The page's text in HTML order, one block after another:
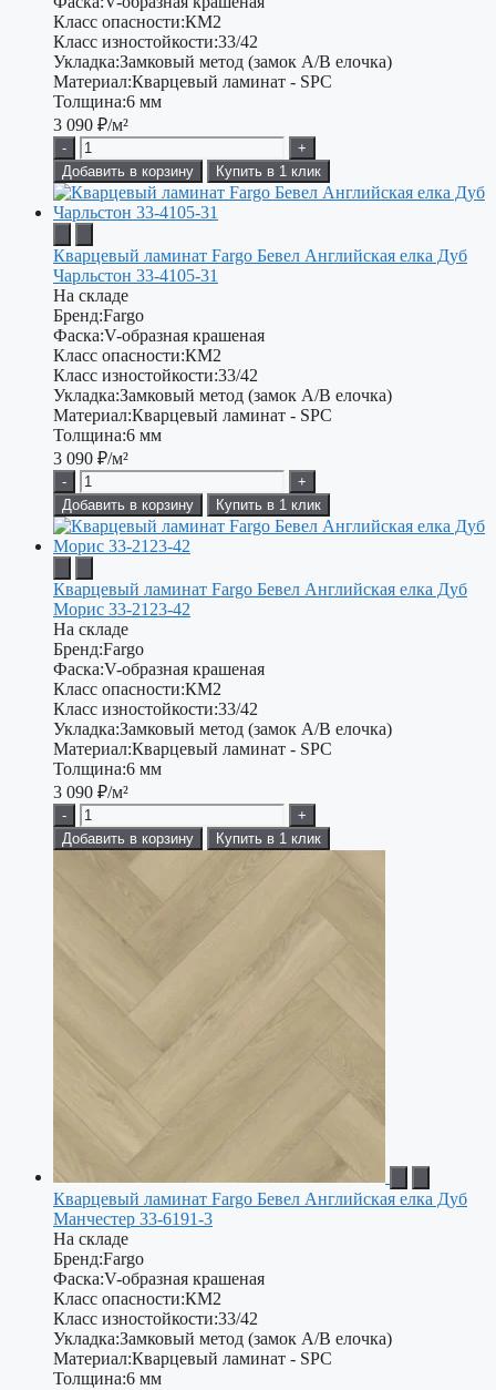
Класс опасности:КМ2
Класс изностойкости:33/42
Укладка:Замковый метод (замок А/В елочка)
Материал:Кварцевый ламинат - SPC
Толщина:6 мм
3 090 ₽/м²
-
+
Добавить в корзину
Купить в 1 клик
Кварцевый ламинат Fargo Бевел Английская елка Дуб
Чарльстон 33-4105-31
На складе
Бренд:Fargo
Фаска:V-образная крашеная
Класс опасности:КМ2
Класс изностойкости:33/42
Укладка:Замковый метод (замок А/В елочка)
Материал:Кварцевый ламинат - SPC
Толщина:6 мм
3 090 ₽/м²
-
+
Добавить в корзину
Купить в 1 клик
Кварцевый ламинат Fargo Бевел Английская елка Дуб
Морис 33-2123-42
На складе
Бренд:Fargo
Фаска:V-образная крашеная
Класс опасности:КМ2
Класс изностойкости:33/42
Укладка:Замковый метод (замок А/В елочка)
Материал:Кварцевый ламинат - SPC
Толщина:6 мм
3 090 ₽/м²
-
+
Добавить в корзину
Купить в 1 клик
Кварцевый ламинат Fargo Бевел Английская елка Дуб
Манчестер 33-6191-3
На складе
Бренд:Fargo
Фаска:V-образная крашеная
Класс опасности:КМ2
Класс изностойкости:33/42
Укладка:Замковый метод (замок А/В елочка)
Материал:Кварцевый ламинат - SPC
Толщина:6 мм